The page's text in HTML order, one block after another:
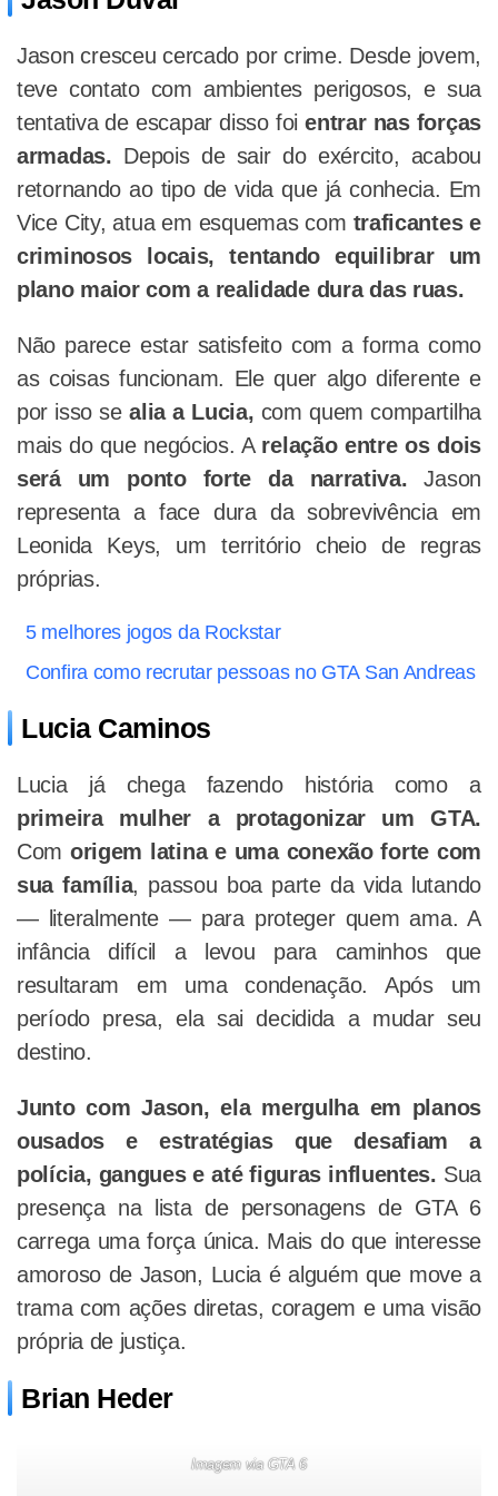
Jason cresceu cercado por crime. Desde jovem,
teve contato com ambientes perigosos, e sua
tentativa de escapar disso foientrar nas forças
armadas. Depois de sair do exército, acabou
retornando ao tipo de vida que já conhecia. Em
Vice City, atua em esquemas com traficantes e
criminosos locais, tentando equilibrar um
plano maior com a realidade dura das ruas.
Não parece estar satisfeito com a forma como
as coisas funcionam. Ele quer algo diferente e
por isso sealia a Lucia, com quem compartilha
mais do que negócios. A relação entre os dois
será um ponto forte da narrativa. Jason
representa a face dura da sobrevivência em
Leonida Keys, um território cheio de regras
próprias.
5 melhores jogos da Rockstar
Confira como recrutar pessoas no GTA San Andreas
Lucia Caminos
Lucia já chega fazendo história como a
primeira mulher a protagonizar um GTA.
Com origem latina e uma conexão forte com
sua família, passou boa parte da vida lutando
— literalmente — para proteger quem ama. A
infância difícil a levou para caminhos que
resultaram em uma condenação. Após um
período presa, ela sai decidida a mudar seu
destino.
Junto com Jason, ela mergulha em planos
ousados e estratégias que desafiam a
polícia, gangues e até figuras influentes. Sua
presença na lista de personagens de GTA 6
carrega uma força única. Mais do que interesse
amoroso de Jason, Lucia é alguém que move a
trama com ações diretas, coragem e uma visão
própria de justiça.
Brian Heder
Imagem via GTA 6